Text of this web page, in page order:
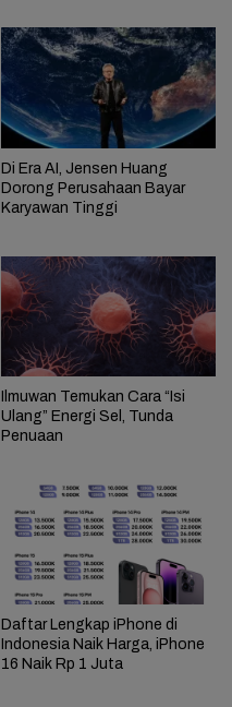
Di Era AI, Jensen Huang
Dorong Perusahaan Bayar
Karyawan Tinggi
Ilmuwan Temukan Cara “Isi
Ulang” Energi Sel, Tunda
Penuaan
Daftar Lengkap iPhone di
Indonesia Naik Harga, iPhone
16 Naik Rp 1 Juta